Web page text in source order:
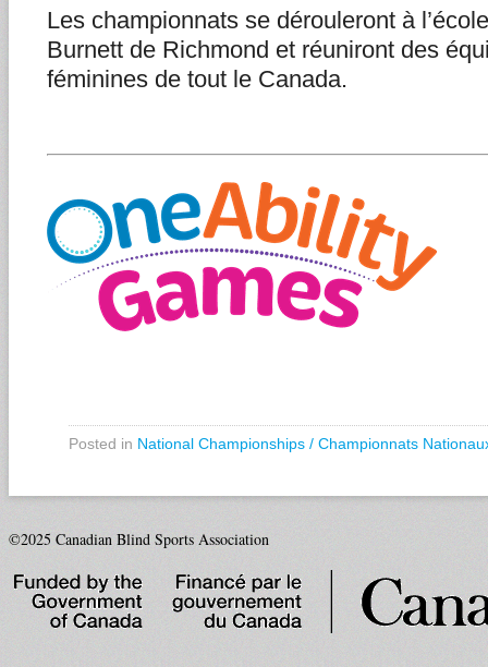
Les championnats se dérouleront à
Burnett de Richmond et réuniront des
féminines de tout le Canada.
Posted in National Championships / Championnats
©2025 Canadian Blind Sports Association